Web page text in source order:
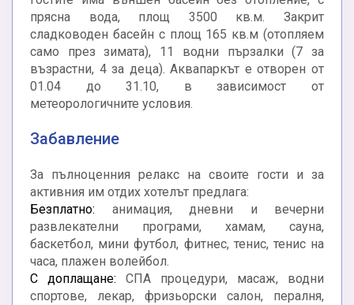
прясна вода, площ 3500 кв.м. Закрит
сладководен басейн с площ 165 кв.м (отопляем
само през зимата), 11 водни пързалки (7 за
възрастни, 4 за деца). Аквапаркът е отворен от
01.04 до 31.10, в зависимост от
метеорологичните условия.
Забавление
За пълноценния релакс на своите гости и за
активния им отдих хотелът предлага:
Безплатно: анимация, дневни и вечерни
развлекателни програми, хамам, сауна,
баскетбол, мини футбол, фитнес, тенис, тенис на
часа, плажен волейбол.
С доплащане: СПА процедури, масаж, водни
спортове, лекар, фризьорски салон, пералня,